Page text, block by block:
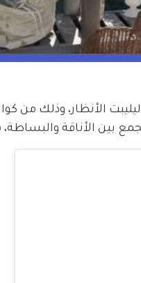
ليليبت الأنظار، وذلك
الأناقة والبساطة،